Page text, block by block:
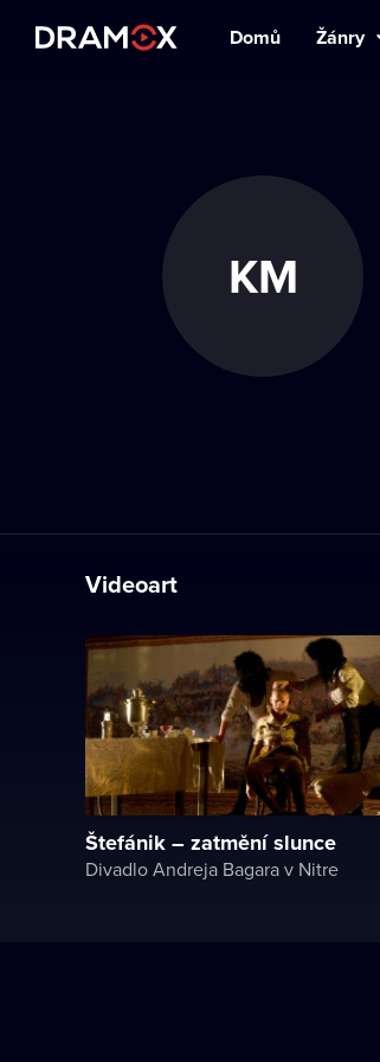
Domů Žánry
KM
Videoart
Štefánik – zatmění slunce
Divadlo Andreja Bagara v Nitre